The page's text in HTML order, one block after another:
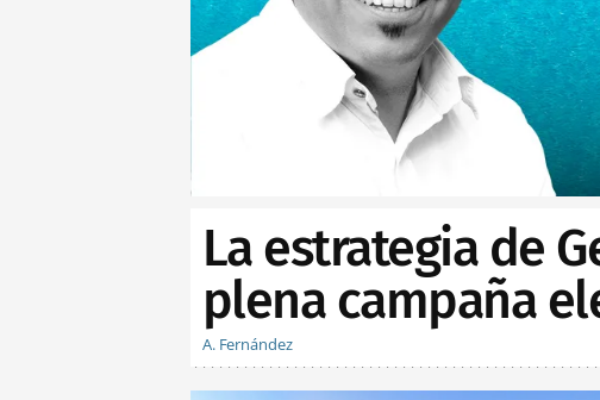
La estrategia de
plena campaña
A. Fernández